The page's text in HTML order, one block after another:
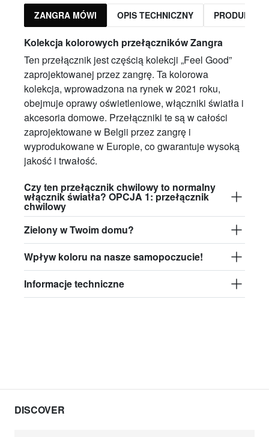
ZANGRA MÓWI OPIS TECHNICZNY PRODUKTY
Kolekcja kolorowych przełączników Zangra
Ten przełącznik jest częścią kolekcji „Feel Good”
zaprojektowanej przez zangrę. Ta kolorowa
kolekcja, wprowadzona na rynek w 2021 roku,
obejmuje oprawy oświetleniowe, włączniki światła i
akcesoria domowe. Przełączniki te są w całości
zaprojektowane w Belgii przez zangrę i
wyprodukowane w Europie, co gwarantuje wysoką
jakość i trwałość.
Czy ten przełącznik chwilowy to normalny
włącznik światła? OPCJA 1: przełącznik
chwilowy
Zielony w Twoim domu?
Wpływ koloru na nasze samopoczucie!
Informacje techniczne
DISCOVER